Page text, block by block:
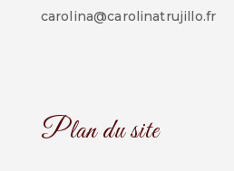
carolina@carolinatrujillo.fr
Plan du site